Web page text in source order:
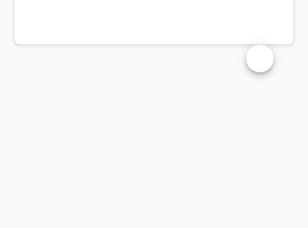
Changer la